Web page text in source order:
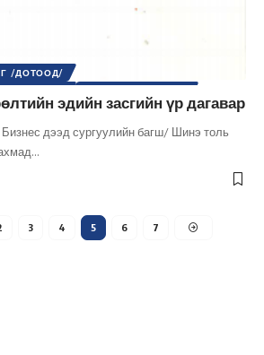
/ДОТООД/
СЭТГҮҮЛ ЭДИЙН ЗАСАГ
эдийн засгийн үр дагавар
дээд сургуулийн багш/ Шинэ толь
…
3 4 5 6 7